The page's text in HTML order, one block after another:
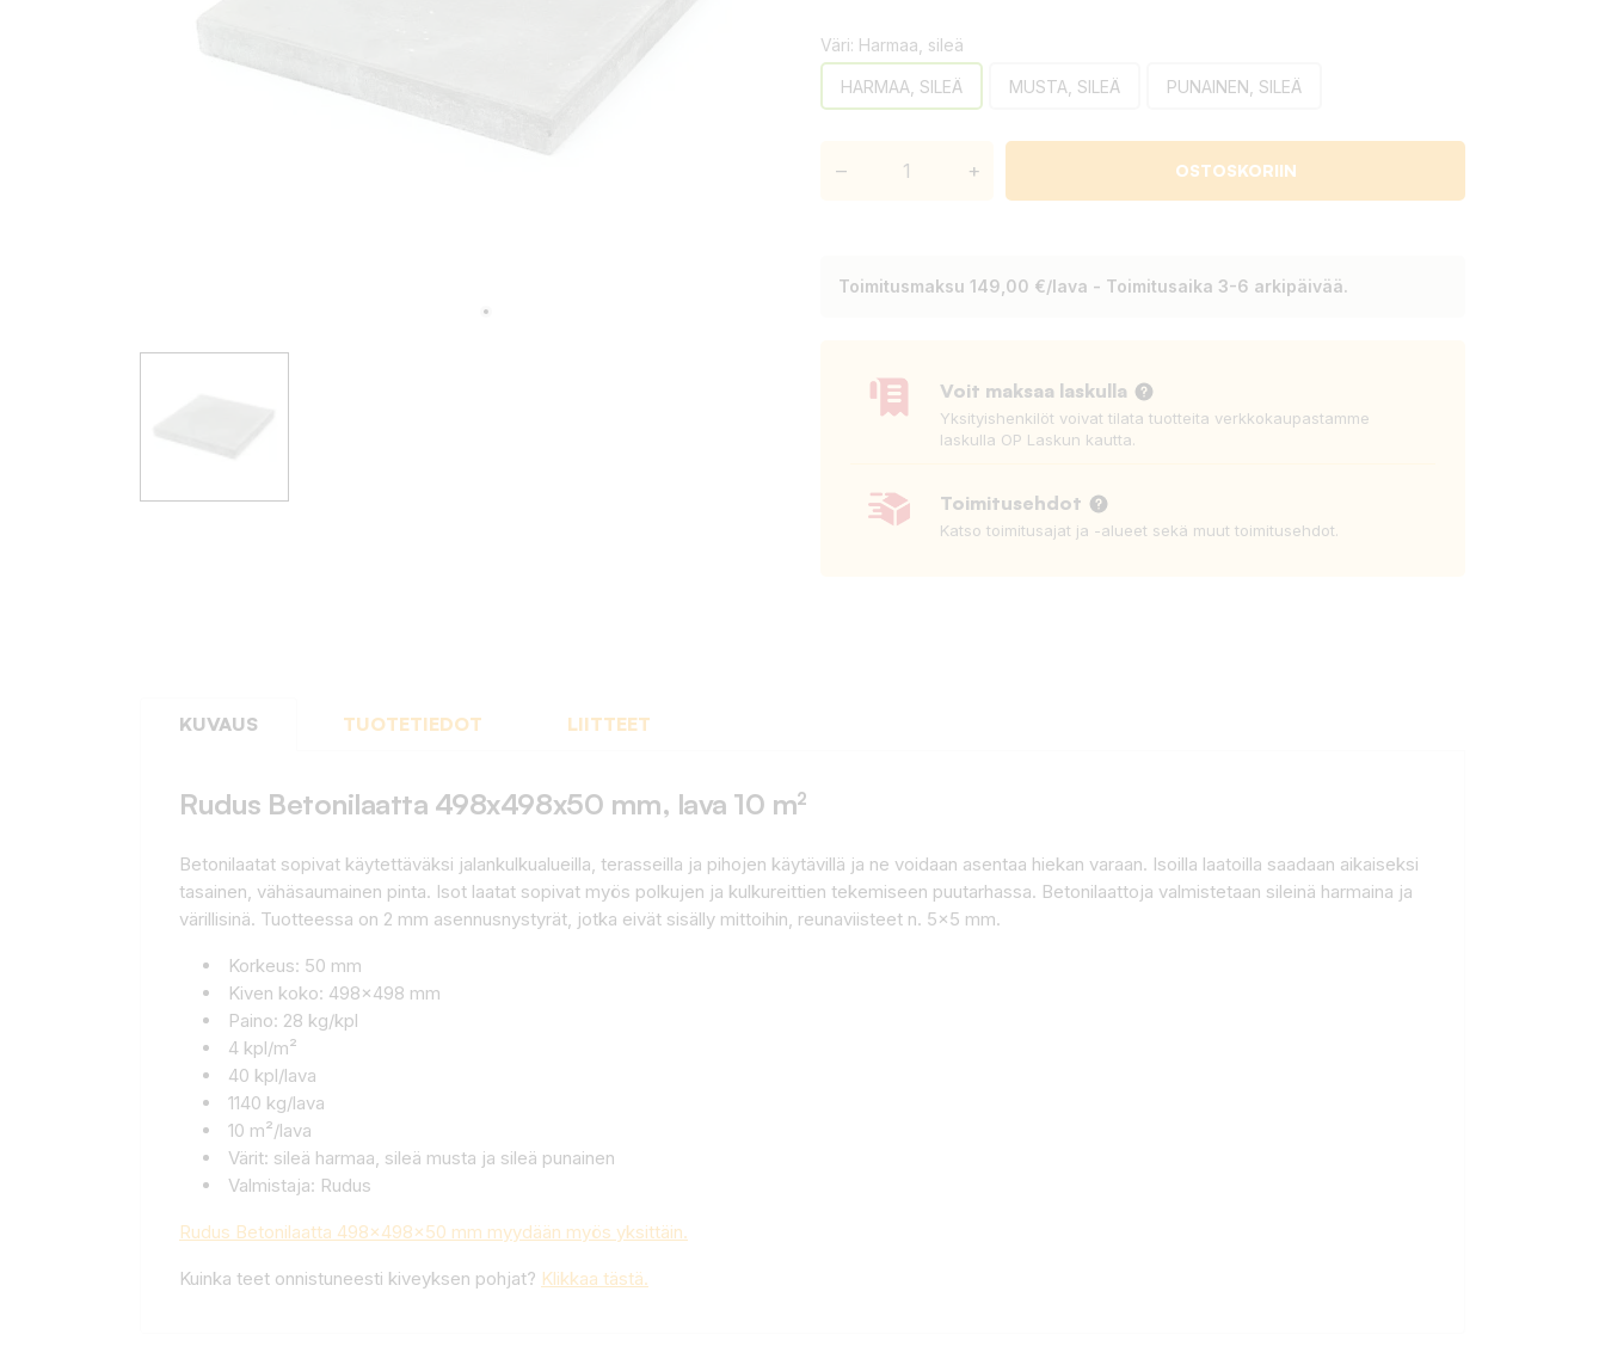
Väri: Harmaa, sileä
HARMAA, SILEÄ MUSTA, SILEÄ PUNAINEN, SILEÄ
– + OSTOSKORIIN
Toimitusmaksu 149,00 €/lava - Toimitusaika 3-6 arkipäivää.
Voit maksaa laskulla
Yksityishenkilöt voivat tilata tuotteita verkkokaupastamme
laskulla OP Laskun kautta.
Toimitusehdot
Katso toimitusajat ja -alueet sekä muut toimitusehdot.
KUVAUS TUOTETIEDOT LIITTEET
Rudus Betonilaatta 498x498x50 mm, lava 10 m²
Betonilaatat sopivat käytettäväksi jalankulkualueilla, terasseilla ja pihojen käytävillä ja ne voidaan asentaa hiekan varaan. Isoilla laatoilla saadaan aikaiseksi
tasainen, vähäsaumainen pinta. Isot laatat sopivat myös polkujen ja kulkureittien tekemiseen puutarhassa. Betonilaattoja valmistetaan sileinä harmaina ja
värillisinä. Tuotteessa on 2 mm asennusnystyrät, jotka eivät sisälly mittoihin, reunaviisteet n. 5x5 mm.
Korkeus: 50 mm
Kiven koko: 498x498 mm
Paino: 28 kg/kpl
4 kpl/m²
40 kpl/lava
1140 kg/lava
10 m²/lava
Värit: sileä harmaa, sileä musta ja sileä punainen
Valmistaja: Rudus
Rudus Betonilaatta 498x498x50 mm myydään myös yksittäin.
Kuinka teet onnistuneesti kiveyksen pohjat? Klikkaa tästä.